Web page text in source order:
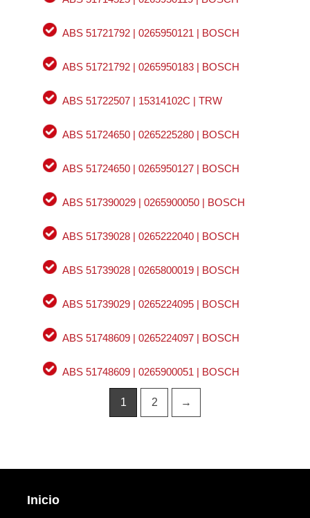
ABS 51721792 | 0265950121 | BOSCH
ABS 51721792 | 0265950183 | BOSCH
ABS 51722507 | 15314102C | TRW
ABS 51724650 | 0265225280 | BOSCH
ABS 51724650 | 0265950127 | BOSCH
ABS 517390029 | 0265900050 | BOSCH
ABS 51739028 | 0265222040 | BOSCH
ABS 51739028 | 0265800019 | BOSCH
ABS 51739029 | 0265224095 | BOSCH
ABS 51748609 | 0265224097 | BOSCH
ABS 51748609 | 0265900051 | BOSCH
1 2 →
Inicio